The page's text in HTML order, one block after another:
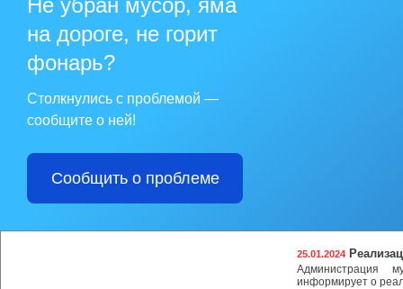
Не убран мусор, яма
на дороге, не горит
фонарь?
Столкнулись с проблемой —
сообщите о ней!
Сообщить о проблеме
25.01.2024
Администрация
информирует о